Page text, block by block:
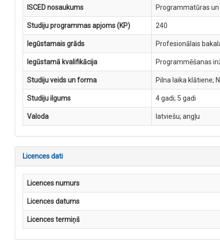
ISCED nosaukums Programmatūras
Studiju programmas apjoms (KP) 240
Iegūstamais grāds Profesionālais
Iegūstamā kvalifikācija Programmēšanas
Studiju veids un forma Pilna laika klātiene;
Studiju ilgums 4 gadi; 5 gadi
Valoda latviešu; angļu
Licences dati
Licences numurs
Licences datums
Licences termiņš